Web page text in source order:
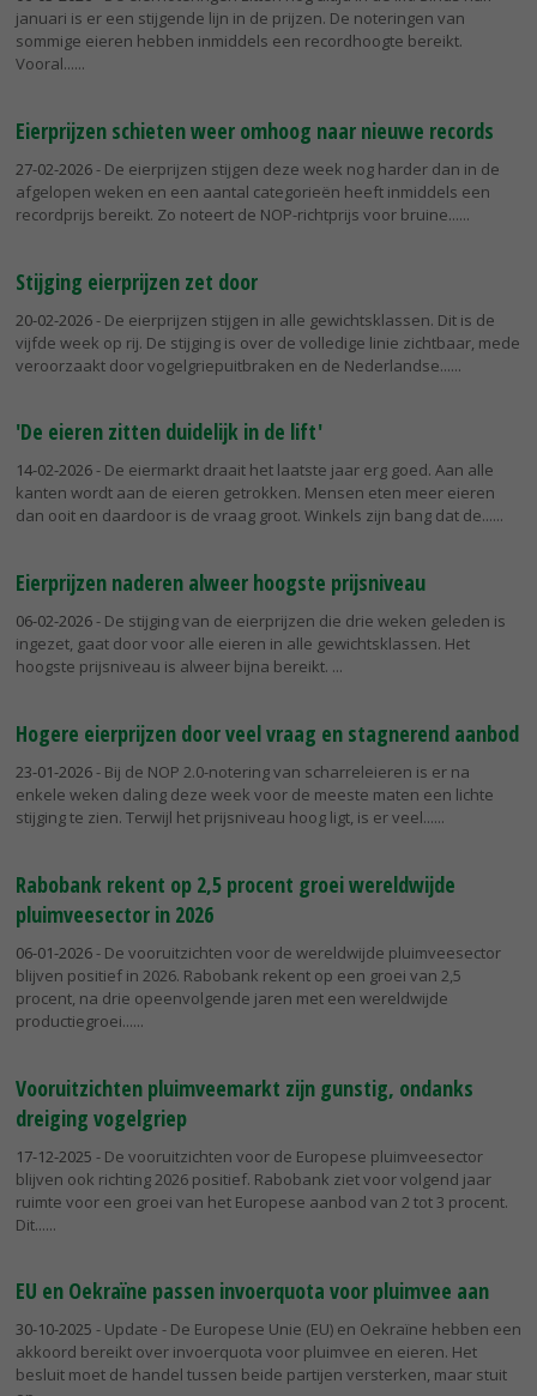
januari is er een stijgende lijn in de prijzen. De noteringen van
sommige eieren hebben inmiddels een recordhoogte bereikt.
Vooral...
Eierprijzen schieten weer omhoog naar nieuwe records
27-02-2026- De eierprijzen stijgen deze week nog harder dan in de
afgelopen weken en een aantal categorieën heeft inmiddels een
recordprijs bereikt. Zo noteert de NOP-richtprijs voor bruine...
Stijging eierprijzen zet door
20-02-2026- De eierprijzen stijgen in alle gewichtsklassen. Dit is de
vijfde week op rij. De stijging is over de volledige linie zichtbaar, mede
veroorzaakt door vogelgriepuitbraken en de Nederlandse...
'De eieren zitten duidelijk in de lift'
14-02-2026- De eiermarkt draait het laatste jaar erg goed. Aan alle
kanten wordt aan de eieren getrokken. Mensen eten meer eieren
dan ooit en daardoor is de vraag groot. Winkels zijn bang dat de...
Eierprijzen naderen alweer hoogste prijsniveau
06-02-2026- De stijging van de eierprijzen die drie weken geleden is
ingezet, gaat door voor alle eieren in alle gewichtsklassen. Het
hoogste prijsniveau is alweer bijna bereikt.
Hogere eierprijzen door veel vraag en stagnerend aanbod
23-01-2026- Bij de NOP 2.0-notering van scharreleieren is er na
enkele weken daling deze week voor de meeste maten een lichte
stijging te zien. Terwijl het prijsniveau hoog ligt, is er veel...
Rabobank rekent op 2,5 procent groei wereldwijde
pluimveesector in 2026
06-01-2026- De vooruitzichten voor de wereldwijde pluimveesector
blijven positief in 2026. Rabobank rekent op een groei van 2,5
procent, na drie opeenvolgende jaren met een wereldwijde
productiegroei...
Vooruitzichten pluimveemarkt zijn gunstig, ondanks
dreiging vogelgriep
17-12-2025 - De vooruitzichten voor de Europese pluimveesector
blijven ook richting 2026 positief. Rabobank ziet voor volgend jaar
ruimte voor een groei van het Europese aanbod van 2 tot 3 procent.
Dit...
EU en Oekraïne passen invoerquota voor pluimvee aan
30-10-2025 - Update - De Europese Unie (EU) en Oekraïne hebben een
akkoord bereikt over invoerquota voor pluimvee en eieren. Het
besluit moet de handel tussen beide partijen versterken, maar stuit